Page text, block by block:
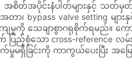
အပိုင်းနံပါတ်များနှင့် သတ်မှတ်ချ
bypass valve setting မျာ
ကို သေချာစွာဂရုစိုက်ရမည်။ ကေ
သော cross-reference လမ်း
မရှိခြင်းကို ကာကွယ်ပေးပြီး အမ